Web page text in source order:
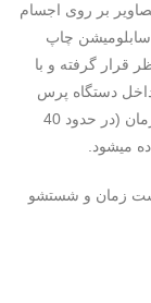
بر روی اجسام
چاپ
گرفته و با
دستگاه پرس
حرارتی قرار میگیرد. ترکیبی از فشار، دمای بالا و زمان (در حدود 40
میشود.
زمان و شستشو